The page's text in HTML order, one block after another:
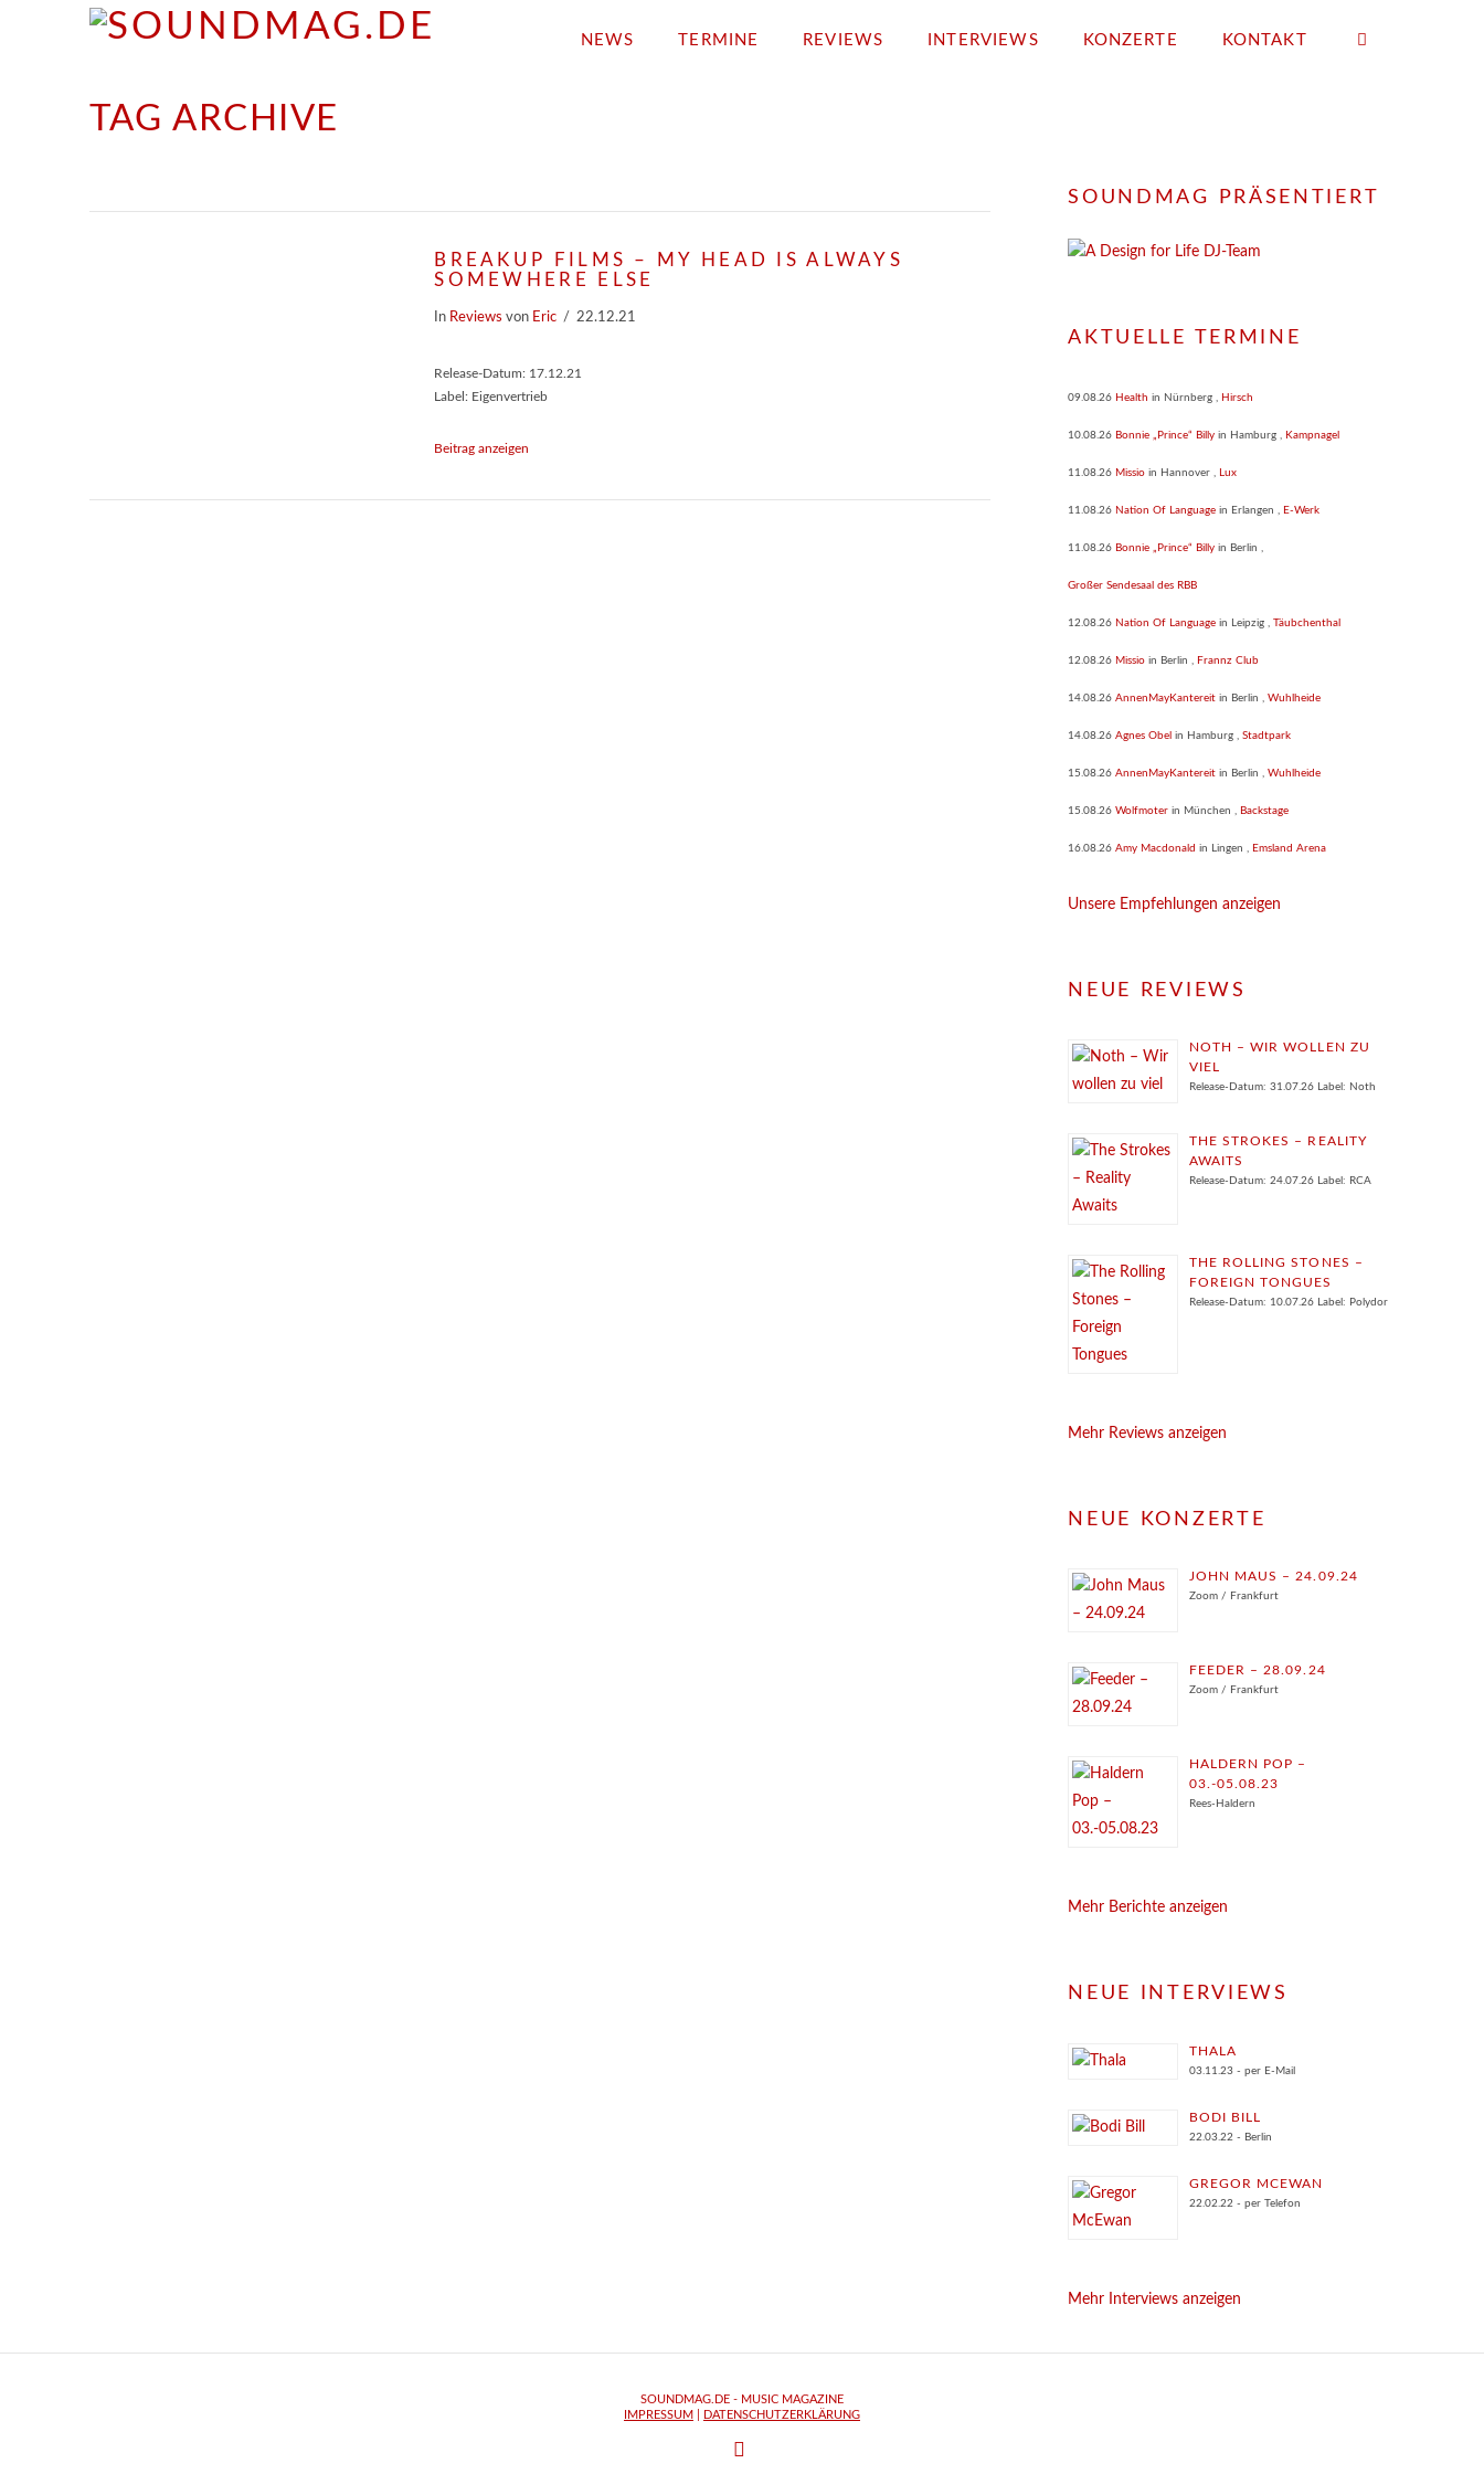
NEWS TERMINE REVIEWS INTERVIEWS KONZERTE KONTAKT
TAG ARCHIVE
BREAKUP FILMS – MY HEAD IS ALWAYS
SOMEWHERE ELSE
In Reviews von Eric 22.12.21
Release-Datum: 17.12.21
Label: Eigenvertrieb
Beitrag anzeigen
SOUNDMAG PRÄSENTIERT
AKTUELLE TERMINE
09.08.26 Health in Nürnberg , Hirsch
10.08.26 Bonnie „Prince“ Billy in Hamburg , Kampnagel
11.08.26 Missio in Hannover , Lux
11.08.26 Nation Of Language in Erlangen , E-Werk
11.08.26 Bonnie „Prince“ Billy in Berlin ,
Großer Sendesaal des RBB
12.08.26 Nation Of Language in Leipzig , Täubchenthal
12.08.26 Missio in Berlin , Frannz Club
14.08.26AnnenMayKantereit in Berlin , Wuhlheide
14.08.26Agnes Obel in Hamburg , Stadtpark
15.08.26AnnenMayKantereit in Berlin , Wuhlheide
15.08.26Wolfmoter in München , Backstage
16.08.26Amy Macdonald in Lingen , Emsland Arena
Unsere Empfehlungen anzeigen
NEUE REVIEWS
NOTH – WIR WOLLEN ZU
VIEL
Release-Datum: 31.07.26 Label: Noth
THE STROKES – REALITY
AWAITS
Release-Datum: 24.07.26 Label: RCA
THE ROLLING STONES –
FOREIGN TONGUES
Release-Datum: 10.07.26 Label: Polydor
Mehr Reviews anzeigen
NEUE KONZERTE
JOHN MAUS – 24.09.24
Zoom / Frankfurt
FEEDER – 28.09.24
Zoom / Frankfurt
HALDERN POP –
03.-05.08.23
Rees-Haldern
Mehr Berichte anzeigen
NEUE INTERVIEWS
THALA
03.11.23 - per E-Mail
BODI BILL
22.03.22 - Berlin
GREGOR MCEWAN
22.02.22 - per Telefon
Mehr Interviews anzeigen
SOUNDMAG.DE - MUSIC MAGAZINE
IMPRESSUM
DATENSCHUTZERKLÄRUNG